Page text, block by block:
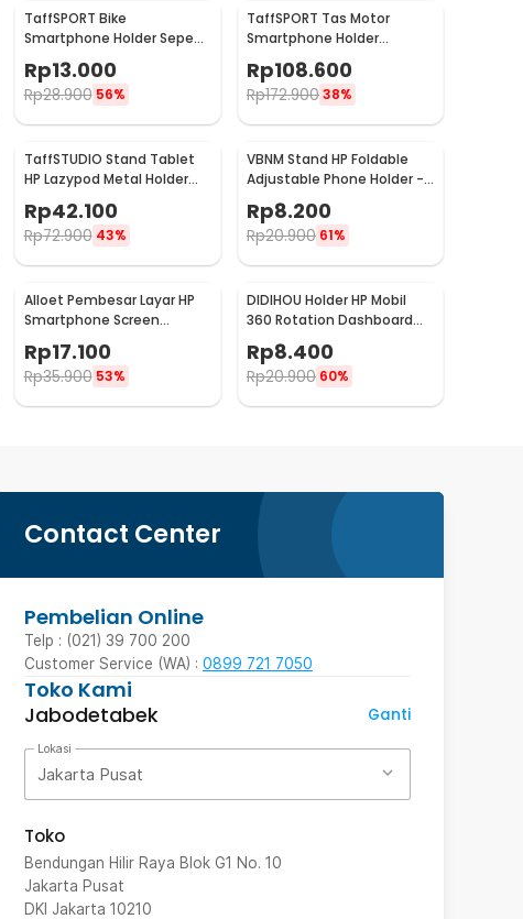
TaffSPORT Bike
Smartphone Holder Sepeda
Universal Bicycle - JR-OK5
Rp13.000
Rp28.900 56%
TaffSPORT Tas Motor
Smartphone Holder
Motorcycle Fuel Bag - SA212
Rp108.600
Rp172.90038%
TaffSTUDIO Stand Tablet
HP Lazypod Metal Holder
Rp42.100
Rp72.900 43%
VBNM Stand HP Foldable
Adjustable Phone Holder -
Rp8.200
Rp20.900 61%
Alloet Pembesar Layar HP
Smartphone Screen
Rp17.100
Rp35.900 53%
DIDIHOU Holder HP Mobil
360 Rotation Dashboard
Clamp Car Phone Holder -
YB20-3
Rp8.400
Rp20.900 60%
Contact Center
Pembelian Online
Telp : (021) 39 700 200
Customer Service (WA) : 0899 721 7050
Toko Kami
Jabodetabek
Ganti
Lokasi
Jakarta Pusat
Toko
Bendungan Hilir Raya Blok G1 No. 10
Jakarta Pusat
DKI Jakarta 10210